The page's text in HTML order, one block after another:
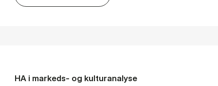
HA i mar­keds- og kul­tu­r­a­na­ly­se